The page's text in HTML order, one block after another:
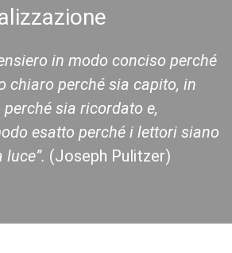
in modo conciso perché
chiaro perché sia capito, in
sia ricordato e,
esatto perché i lettori siano
(Joseph Pulitzer)